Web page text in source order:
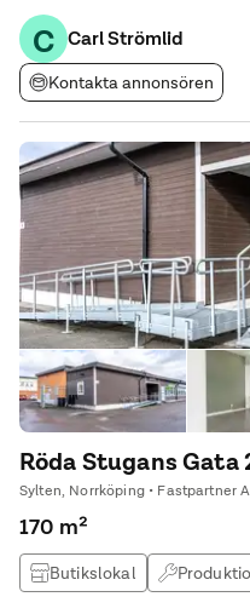
förvaring. Skärmtak med
för firmabilar, släp och
C Carl Strömlid
Kontakta annonsören
Röda Stugans Gata
Sylten, Norrköping • Fastpartner
170 m²
Butikslokal